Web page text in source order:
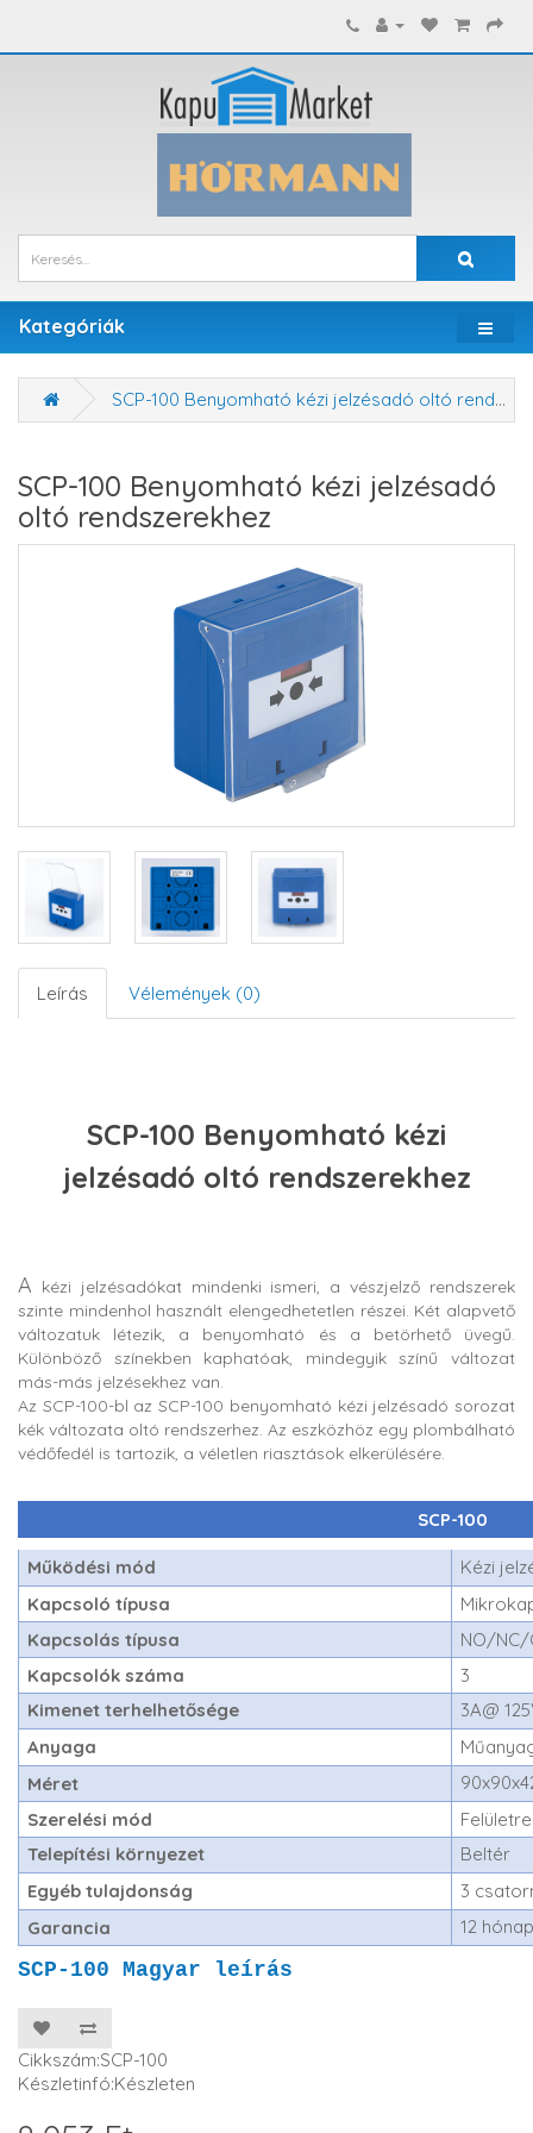
Kategóriák
SCP-100 Benyomható kézi jelzésadó oltó rendszerekhez
SCP-100 Benyomható kézi jelzésadó
oltó rendszerekhez
Leírás Vélemények (0)
SCP-100 Benyomható kézi
jelzésadó oltó rendszerekhez
A kézi jelzésadókat mindenki ismeri, a vészjelző rendszerek
szinte mindenhol használt elengedhetetlen részei. Két alapvető
változatuk létezik, a benyomható és a betörhető üvegű.
Különböző színekben kaphatóak, mindegyik színű változat
más-más jelzésekhez van.
Az SCP-100-bl az SCP-100 benyomható kézi jelzésadó sorozat
kék változata oltó rendszerhez. Az eszközhöz egy plombálható
védőfedél is tartozik, a véletlen riasztások elkerülésére.
SCP-100
Működési mód
Kézi
Kapcsoló típusa
Kapcsolás típusa
NO/
Kapcsolók száma
3
Kimenet terhelhetősége
3A@
Anyaga
Méret
Szerelési mód
Felületre
Telepítési környezet
Beltér
Egyéb tulajdonság
3
Garancia
12
SCP-100 Magyar leírás
Cikkszám:SCP-100
Készletinfó:Készleten